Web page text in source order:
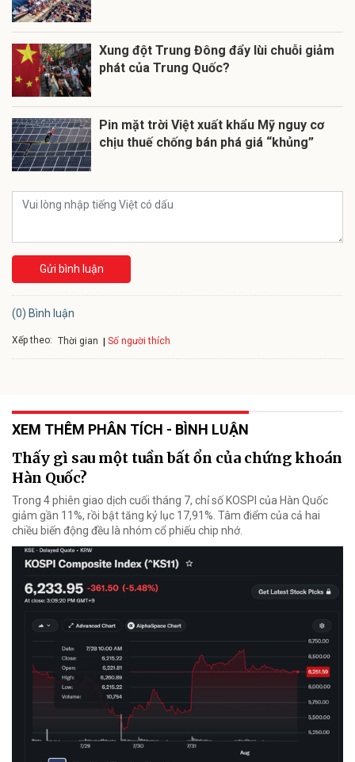
Xung đột Trung Đông đẩy lùi chuỗi giảm
phát của Trung Quốc?
Pin mặt trời Việt xuất khẩu Mỹ nguy cơ
chịu thuế chống bán phá giá “khủng”
Gửi bình luận
(0) Bình luận
Xếp theo: Thời gian Số người thích
XEM THÊM PHÂN TÍCH - BÌNH LUẬN
Thấy gì sau một tuần bất ổn của chứng khoán
Hàn Quốc?
Trong 4 phiên giao dịch cuối tháng 7, chỉ số KOSPI của Hàn Quốc
giảm gần 11%, rồi bật tăng kỷ lục 17,91%. Tâm điểm của cả hai
chiều biến động đều là nhóm cổ phiếu chip nhớ.